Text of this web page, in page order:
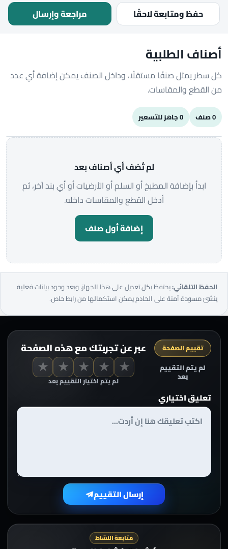
حفظ ومتابعة لاحقًا
مراجعة وإرسال
أصناف الطلبية
كل سطر يمثل صنفًا مستقلًا، وداخل الصنف يمكن إضافة أي عدد
من القطع والمقاسات.
0صنف 0جاهز للتسعير
لم تُضف أي أصناف بعد
ابدأ بإضافة المطبخ أو السلم أو الأرضيات أو أي بند آخر، ثم
أدخل القطع والمقاسات داخله.
إضافة أول صنف
الحفظ التلقائي:يحتفظ بكل تعديل على هذا الجهاز، وبعد وجود بيانات فعلية
ينشئ مسودة آمنة على الخادم يمكن استكمالها من رابط خاص.
عبر عن تجربتك مع هذه الصفحة تقييم الصفحة
★ ★ ★ ★ ★
لم يتم اختيار التقييم بعد
لم يتم التقييم
بعد
تعليق اختياري
إرسال التقييم
متابعة النشاط